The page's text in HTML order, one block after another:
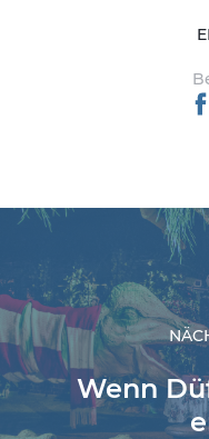
Wenn